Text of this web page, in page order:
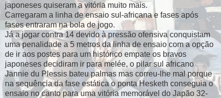
japoneses quiseram a vitória muito mais.
Carregaram a linha de ensaio sul-africana e fases após
fases entraram na bola de jogo.
Já a jogar contra 14 devido à pressão ofensiva conquistam
uma penalidade a 5 metros da linha de ensaio com a opção
de ir aos postes para um histórico empate os bravos
japoneses decidiram ir para melée, o pilar sul africano
Jannie du Plessis bateu palmas mas correu-lhe mal porque
na sequência da fase estática o ponta Hesketh conseguia o
ensaio no canto para uma vitória memorável do Japão 32-